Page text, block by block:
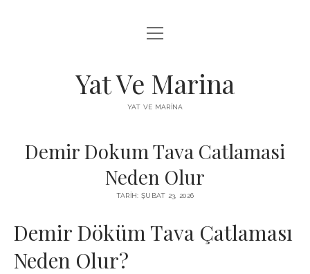
FACEBOOK BEĞENI YÜKSELTME HILESI
menüyü
aç
Yat Ve Marina
YAT VE MARINA
Demir Dokum Tava Catlamasi
Neden Olur
TARIH: ŞUBAT 23, 2026
Demir Döküm Tava Çatlaması
Neden Olur?